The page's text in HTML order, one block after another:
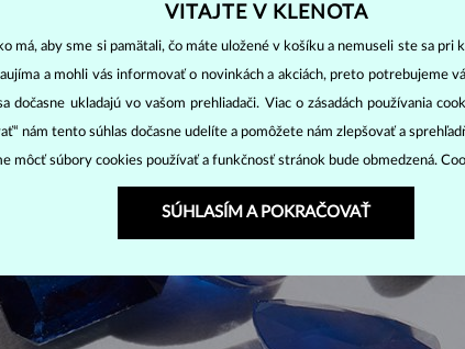
s presnosťou na 2 desatinné miesta.
teplej mydlovej vody a dočistite pomocou jemnej kefky. Kameň
VITAJTE V KLENOTA
má, aby sme si pamätali, čo máte uložené v košíku a nemuseli ste sa pri
a mohli vás informovať o novinkách a akciách, preto potrebujeme
dočasne ukladajú vo vašom prehliadači. Viac o zásadách používania
nám tento súhlas dočasne udelíte a pomôžete nám zlepšovať a
môcť súbory cookies používať a funkčnosť stránok bude obmedzená.
SÚHLASÍM A POKRAČOVAŤ